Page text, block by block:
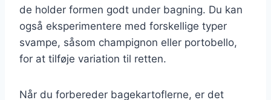
de holder formen godt under bagning. Du kan
også eksperimentere med forskellige typer
svampe, såsom champignon eller portobello,
for at tilføje variation til retten.
Når du forbereder bagekartoflerne, er det